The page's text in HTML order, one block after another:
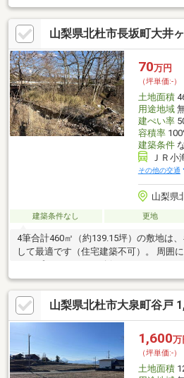
内にはNTTの電波塔があり、契約を引
賃料収入も得られます。 自然豊かな環
の土地で、新たな事業をスタートしませ
ひお問い合わせください。
山梨県北杜市長坂町大井
70万円
（坪単価:-）
土地面積
用途地域
建ぺい率
容積率
建築条件
ＪＲ
その他の交通
山梨県
建築条件なし 更地
4筆合計460㎡（約139.15坪）の敷地は
して最適です（住宅建築不可）。 周囲
な風を感じながら、リラックスした時
アや趣味の拠点として、自然の魅力を
を過ごせる特別な空間です。興味のある
ださい。
山梨県北杜市大泉町谷戸
1,600万
（坪単価:-）
土地面積